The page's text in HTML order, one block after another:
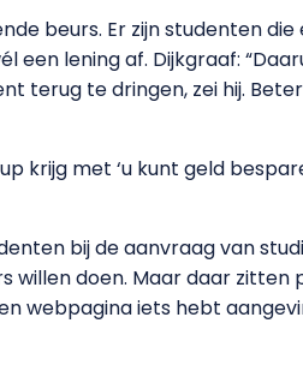
beurs. Er zijn studenten
een lening af. Dijkgraaf:
terug te dringen, zei hij.
krijg met ‘u kunt geld
bij de aanvraag van
willen doen. Maar daar
webpagina iets hebt